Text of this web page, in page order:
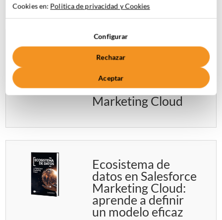
Journey Builder:
cómo construir una
automatización
desde cero en
Marketing Cloud
Ecosistema de
datos en Salesforce
Marketing Cloud:
aprende a definir
un modelo eficaz
Cookies en: Politica de privacidad y Cookies
Configurar
Rechazar
Aceptar